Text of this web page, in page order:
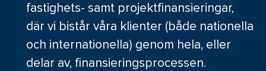
fastighets- samt projektfinansieringar,
där vi bistår våra klienter (både nationella
och internationella) genom hela, eller
delar av, finansieringsprocessen.